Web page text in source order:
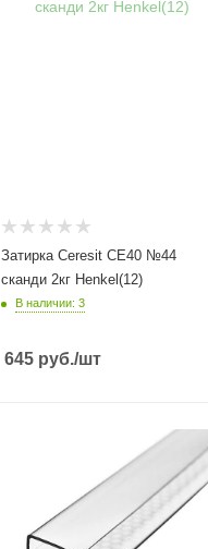
Затирка Ceresit СЕ40 №44
сканди 2кг Henkel(12)
В наличии: 3
645 руб./шт